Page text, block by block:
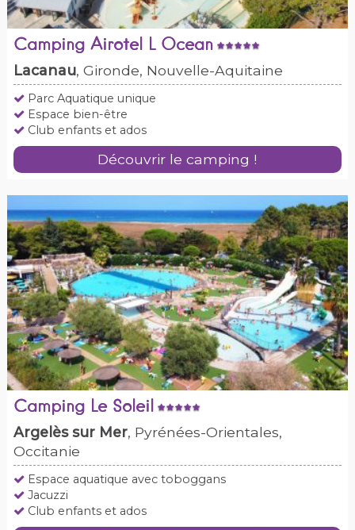
Camping Airotel L Ocean
Lacanau, Gironde, Nouvelle-Aquitaine
Parc Aquatique unique
Espace bien-être
Club enfants et ados
Découvrir le camping !
Camping Le Soleil
Argelès sur Mer, Pyrénées-Orientales,
Occitanie
Espace aquatique avec toboggans
Jacuzzi
Club enfants et ados